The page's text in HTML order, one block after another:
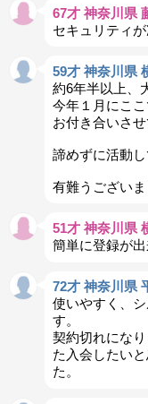
67才 神奈川県
セキュリティ
59才 神奈川県
約6年半以上、
今年１月にここ
お付き合いさせ
諦めずに活動し
有難うございま
51才 神奈川県
簡単に登録が
72才 神奈川県
使いやすく、
す。
契約切れにな
た入会したい
た。